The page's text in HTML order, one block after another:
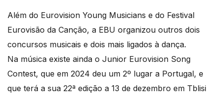
Além do Eurovision Young Musicians e do Festival
Eurovisão da Canção, a EBU organizou outros dois
concursos musicais e dois mais ligados à dança.
Na música existe ainda o Junior Eurovision Song
Contest, que em 2024 deu um 2º lugar a Portugal, e
que terá a sua 22ª edição a 13 de dezembro em Tblisi